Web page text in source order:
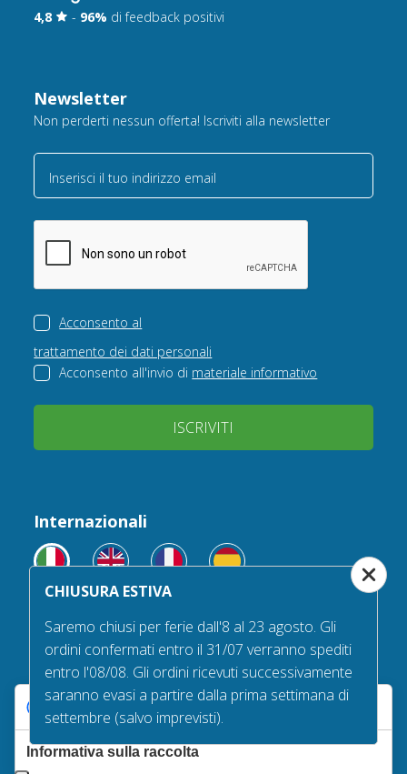
4,8 - 96% di feedback positivi
Newsletter
Non perderti nessun offerta! Iscriviti alla newsletter
Inserisci il tuo indirizzo email
Acconsento al
trattamento dei dati personali
Acconsento all'invio di materiale informativo
ISCRIVITI
Internazionali
Seguici su
CHIUSURA ESTIVA
Saremo chiusi per ferie dall'8 al 23 agosto. Gli
ordini confermati entro il 31/07 verranno spediti
entro l'08/08. Gli ordini ricevuti successivamente
saranno evasi a partire dalla prima settimana di
settembre (salvo imprevisti).
Le tue preferenze relative alla privacy
Informativa sulla raccolta